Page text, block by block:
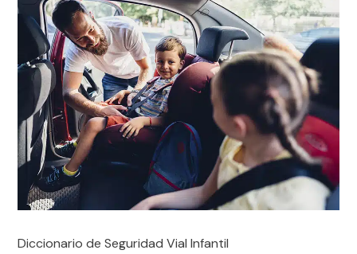
Diccionario de Seguridad Vial Infantil